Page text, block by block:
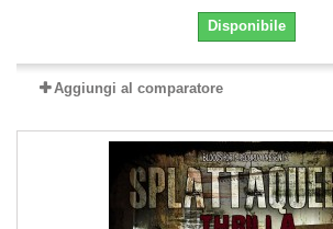
Disponibile
Aggiungi al comparatore